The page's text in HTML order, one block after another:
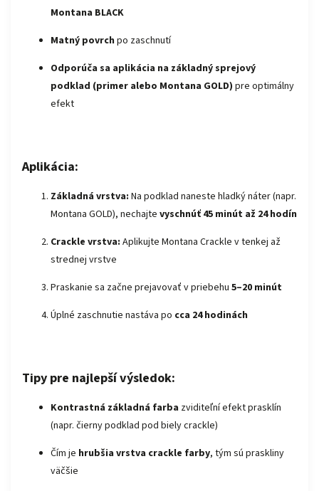
Montana BLACK
Matný povrch po zaschnutí
Odporúča sa aplikácia na základný sprejový
podklad (primer alebo Montana GOLD) pre optimálny
efekt
Aplikácia:
Základná vrstva: Na podklad naneste hladký náter (napr.
Montana GOLD), nechajte vyschnúť 45 minút až 24 hodín
Crackle vrstva: Aplikujte Montana Crackle v tenkej až
strednej vrstve
Praskanie sa začne prejavovať v priebehu 5–20 minút
Úplné zaschnutie nastáva po cca 24 hodinách
Tipy pre najlepší výsledok:
Kontrastná základná farba zviditeľní efekt prasklín
(napr. čierny podklad pod biely crackle)
Čím je hrubšia vrstva crackle farby, tým sú praskliny
väčšie